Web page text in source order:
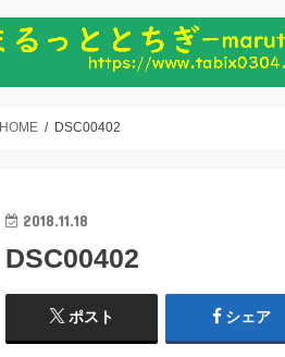
HOME DSC00402
2018.11.18
DSC00402
ポスト シェア